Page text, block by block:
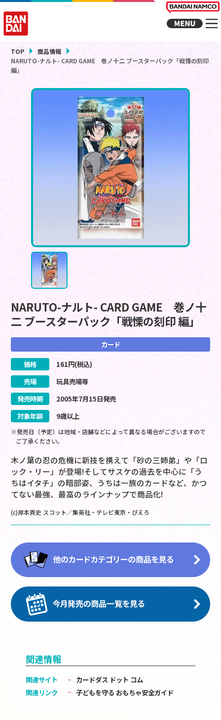
TOP
商品情報
NARUTO-ナルト- CARD GAME 巻ノ十二 ブースターパック「戦慄の刻印
編」
NARUTO-ナルト- CARD GAME 巻ノ十
二 ブースターパック「戦慄の刻印 編」
カード
価格 161円(税込)
売場
玩具売場等
発売時期
2005年7月15日発売
対象年齢
9歳以上
※発売日（予定）は地域・店舗などによって異なる場合がございますので
ご了承ください。
木ノ葉の忍の危機に新技を携えて「砂の三姉弟」や「ロ
ック・リー」が登場!そしてサスケの過去を中心に「う
ちはイタチ」の暗部姿、うちは一族のカードなど、かつ
てない最強、最高のラインナップで商品化!
(c)岸本斉史 スコット／集英社・テレビ東京・ぴえろ
関連情報
関連サイト
カードダス ドット コム
関連リンク
子どもを守る おもちゃ安全ガイド